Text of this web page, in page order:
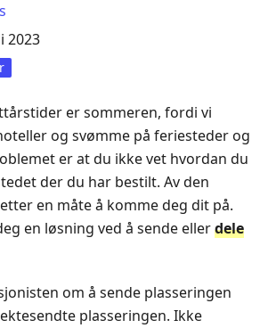
2023
er sommeren, fordi vi
og svømme på feriesteder og
er at du ikke vet hvordan du
der du har bestilt. Av den
en måte å komme deg dit på.
en løsning ved å sende ellerdele
om å sende plasseringen
plasseringen. Ikke